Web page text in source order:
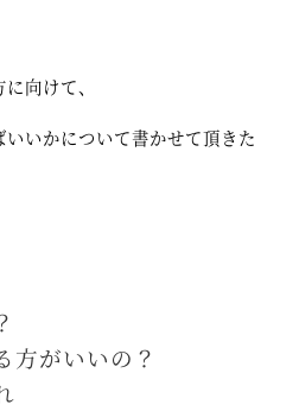
向けて、
いかについて書かせて頂きた
方がいいの？